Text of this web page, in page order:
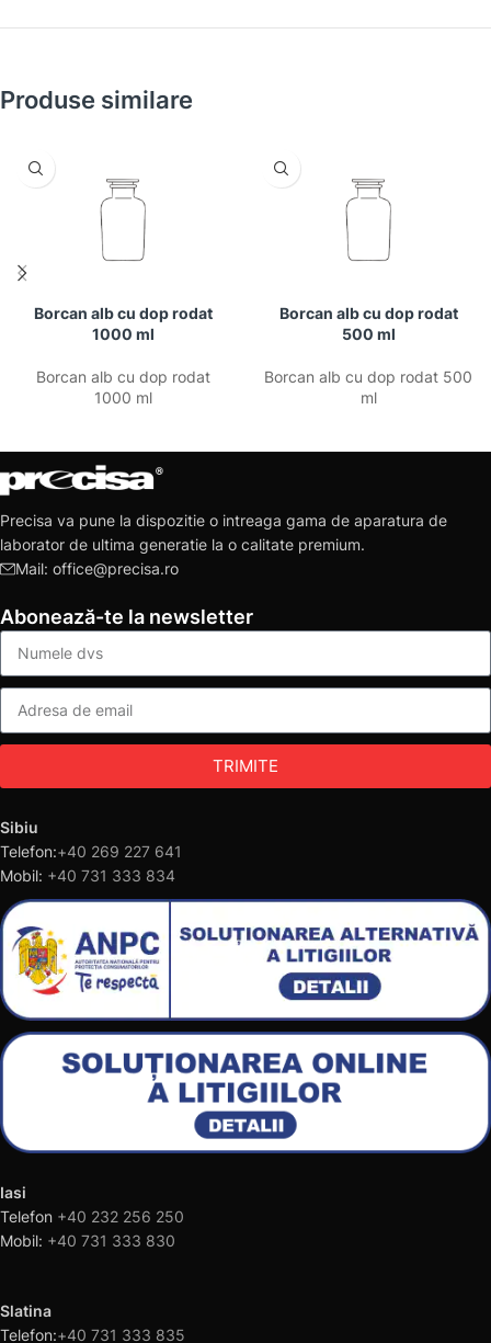
Produse similare
Borcan alb cu dop rodat
1000 ml
Borcan alb cu dop rodat
1000 ml
Borcan alb cu dop rodat
500 ml
Borcan alb cu dop rodat 500
ml
Precisa va pune la dispozitie o intreaga gama de aparatura de
laborator de ultima generatie la o calitate premium.
Mail: office@precisa.ro
Abonează-te la newsletter
TRIMITE
Sibiu
Telefon:+40 269 227 641
Mobil: +40 731 333 834
Iasi
Telefon +40 232 256 250
Mobil: +40 731 333 830
Slatina
Telefon:+40 731 333 835